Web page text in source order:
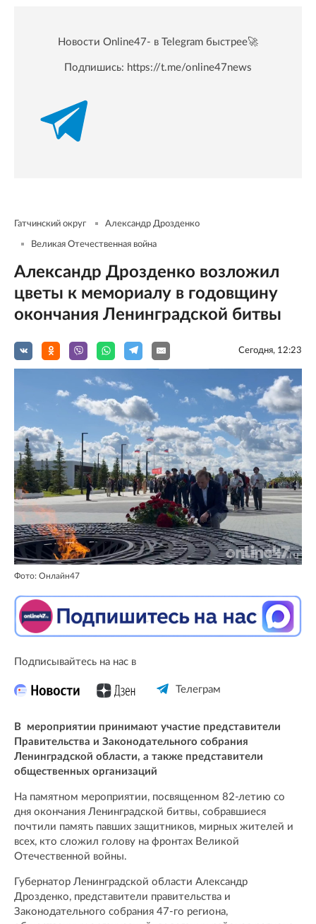
Новости Online47- в Telegram быстрее🚀
Подпишись: https://t.me/online47news
Гатчинский округ Александр Дрозденко
Великая Отечественная война
Александр Дрозденко возложил
цветы к мемориалу в годовщину
окончания Ленинградской битвы
Сегодня, 12:23
Фото: Онлайн47
Подписывайтесь на нас в
Телеграм
В мероприятии принимают участие представители
Правительства и Законодательного собрания
Ленинградской области, а также представители
общественных организаций
На памятном мероприятии, посвященном 82-летию со
дня окончания Ленинградской битвы, собравшиеся
почтили память павших защитников, мирных жителей и
всех, кто сложил голову на фронтах Великой
Отечественной войны.
Губернатор Ленинградской области Александр
Дрозденко, представители правительства и
Законодательного собрания 47-го региона,